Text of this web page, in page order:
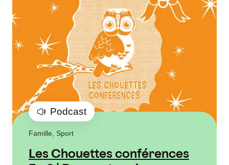
Les Chouettes conférences
Famille, Sport
Podcast